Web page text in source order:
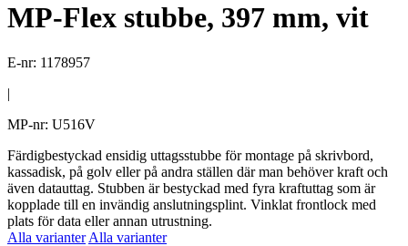
MP-Flex stubbe, 397 mm, vit
E-nr: 1178957
|
MP-nr: U516V
Färdigbestyckad ensidig uttagsstubbe för montage på skrivbord,
kassadisk, på golv eller på andra ställen där man behöver kraft och
även datauttag. Stubben är bestyckad med fyra kraftuttag som är
kopplade till en invändig anslutningsplint. Vinklat frontlock med
plats för data eller annan utrustning.
Alla varianter Alla varianter